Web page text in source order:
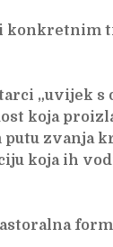
konkretnim
„uvijek s
koja
putu zvanja
koja ih